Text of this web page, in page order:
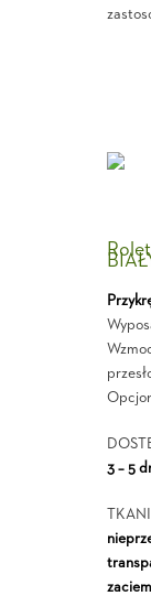
3 – 5